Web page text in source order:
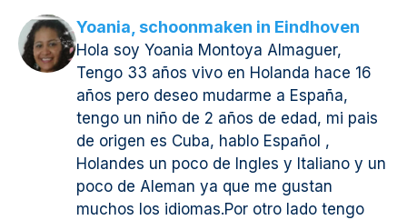
Yoania, schoonmaken in Eindhoven
Hola soy Yoania Montoya Almaguer,
Tengo 33 años vivo en Holanda hace 16
años pero deseo mudarme a España,
tengo un niño de 2 años de edad, mi pais
de origen es Cuba, hablo Español ,
Holandes un poco de Ingles y Italiano y un
poco de Aleman ya que me gustan
muchos los idiomas.Por otro lado tengo